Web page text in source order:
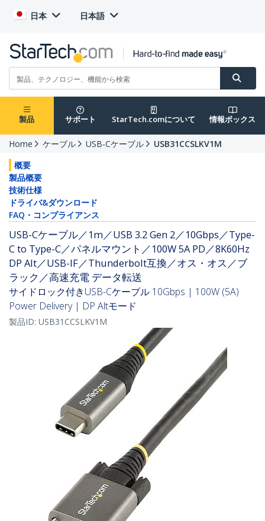
日本 日本語
製品 サポート StarTech.comについて 情報ボックス
Home ケーブル USB-Cケーブル
USB31CCSLKV1M
概要
製品概要
技術仕様
ドライバ&ダウンロード
FAQ・コンプライアンス
USB-Cケーブル／1m／USB 3.2 Gen 2／10Gbps／Type-
C to Type-C／パネルマウント／100W 5A PD／8K60Hz
DP Alt／USB-IF／Thunderbolt互換／オス・オス／ブ
ラック／高速充電 データ転送
サイドロック付きUSB-Cケーブル 10Gbps | 100W (5A)
Power Delivery | DP Altモード
製品ID: USB31CCSLKV1M